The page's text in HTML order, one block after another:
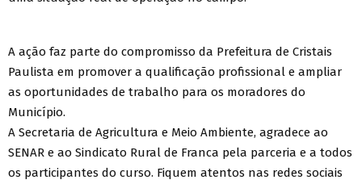
A ação faz parte do compromisso da Prefeitura de Cristais
Paulista em promover a qualificação profissional e ampliar
as oportunidades de trabalho para os moradores do
Município.
A Secretaria de Agricultura e Meio Ambiente, agradece ao
SENAR e ao Sindicato Rural de Franca pela parceria e a todos
os participantes do curso. Fiquem atentos nas redes sociais